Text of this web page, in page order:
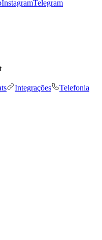
InstagramTelegram
Integrações
Telefonia